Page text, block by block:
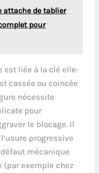
attache de tablier
pour
est liée à la clé elle-
cassée ou coincée
nécessite
pour
le blocage. Il
progressive
mécanique
(par exemple chez